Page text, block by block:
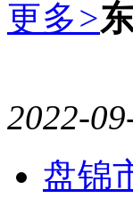
更多>
2022-
盘锦